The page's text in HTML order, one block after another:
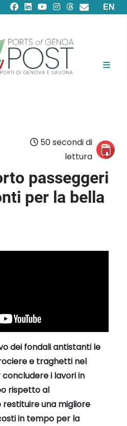
EN
50 secondi di
lettura
passeggeri
per la bella
dei fondali antistanti le
e traghetti nel
i lavori in
rispetto al
una migliore
in tempo per la